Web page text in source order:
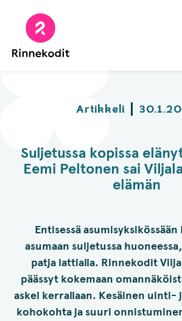
sisältöön
Artikkeli
Suljetussa kopissa
Eemi Peltonen sai
elämän
Entisessä
asumaan suljetussa
patja lattialla. Rinnekodit
päässyt kokemaan
askel kerrallaan. Kesäinen uinti-
kohokohta ja suuri